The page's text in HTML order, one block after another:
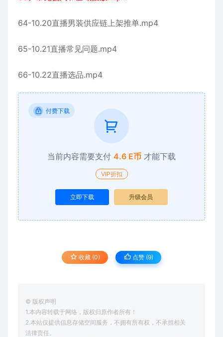
64-10.20直播男装供应链上架推单.mp4
65-10.21直播常见问题.mp4
66-10.22直播选品.mp4
付费下载
当前内容需要支付 4.6 E币 才能下载
VIP折扣
立即下载 升级会员
收藏 (0) 点赞 (9)
© 版权声明
1.本内容转载于网络，版权归原作者所有！
2.本站仅提供信息存储空间服务，不拥有所有权，不承担相关
法律责任。